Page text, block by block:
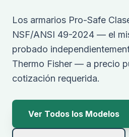
Los armarios Pro-Safe
NSF/ANSI 49-2024 — el
probado
Thermo Fisher — a precio
cotización requerida.
Ver Todos los Modelos